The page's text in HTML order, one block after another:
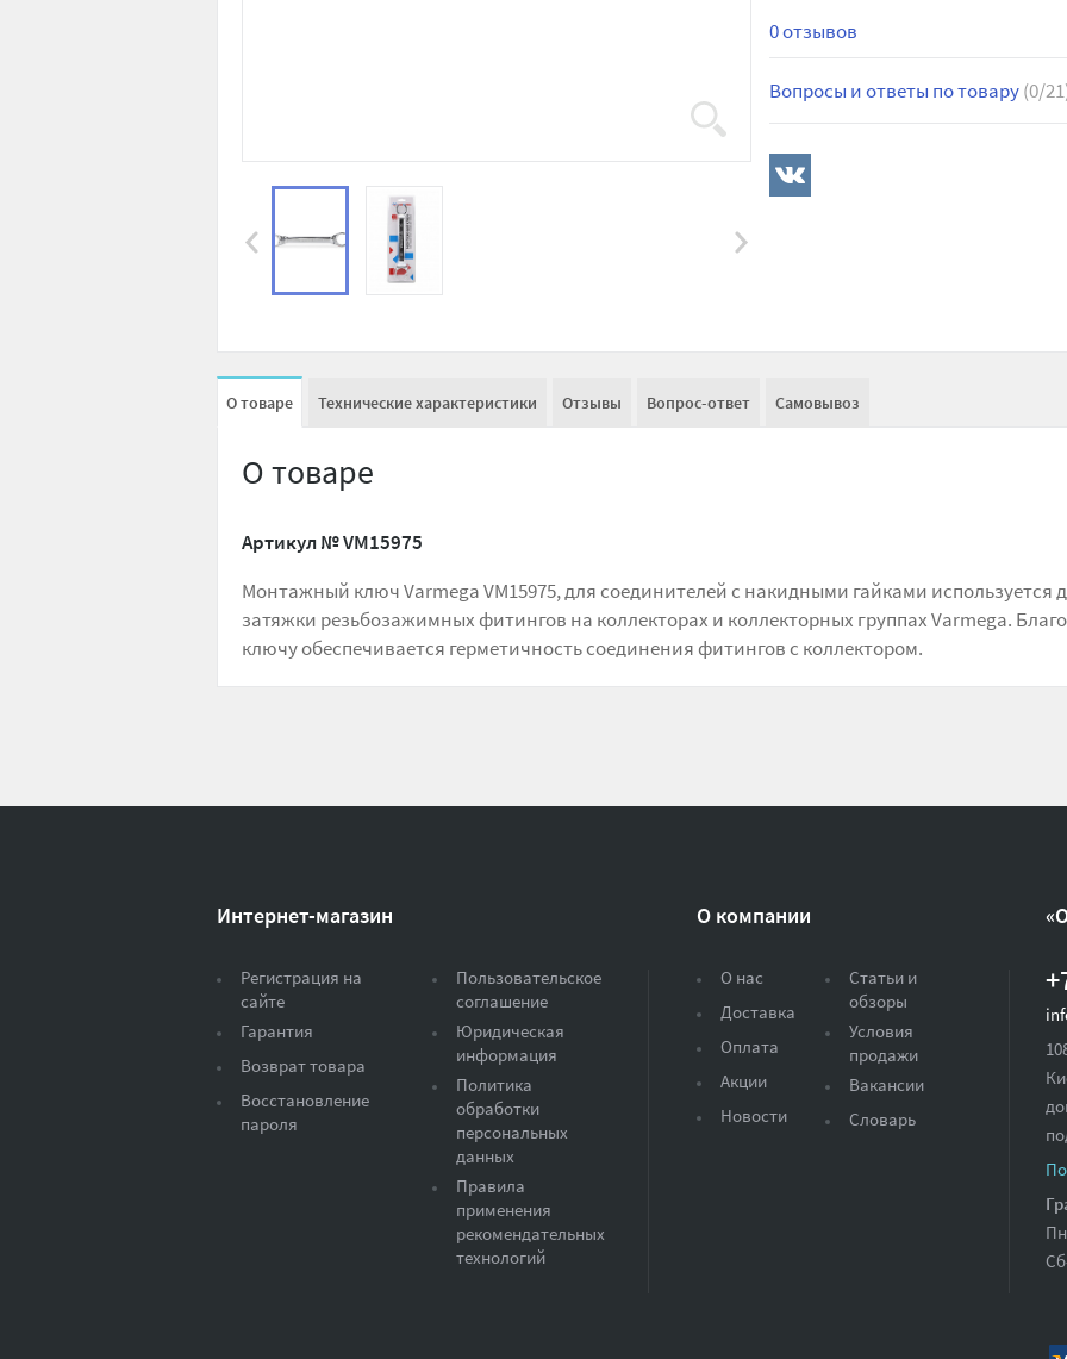
0 отзывов
Вопросы и ответы по товару(0/
О товаре Технические характеристики Отзывы Вопрос-ответ Самовывоз
О товаре
Артикул №VM15975
Монтажный ключ Varmega VM15975, для соединителей с накидными гайками используется
затяжки резьбозажимных фитингов на коллекторах и коллекторных группах Varmega.
ключу обеспечивается герметичность соединения фитингов с коллектором.
Интернет-магазин
Регистрация на
сайте
Гарантия
Возврат товара
Восстановление
пароля
Пользовательское
соглашение
Юридическая
информация
Политика
обработки
персональных
данных
Правила
применения
рекомендательных
технологий
О компании
О нас
Доставка
Оплата
Акции
Новости
Статьи и
обзоры
Условия
продажи
Вакансии
Словарь